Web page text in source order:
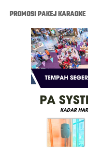
PROMOSI PAKEJ KARAOKE